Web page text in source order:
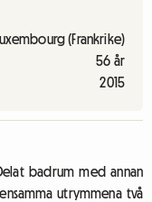
Luxembourg (Frankrike)
56 år
2015
badrum med annan
utrymmena två